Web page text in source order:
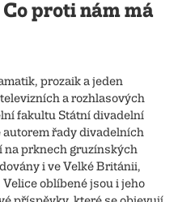
proti nám má
prozaik a jeden
a rozhlasových
fakultu Státní divadelní
autorem řady divadelních
na prknech gruzínských
i ve Velké Británii,
oblíbené jsou i jeho